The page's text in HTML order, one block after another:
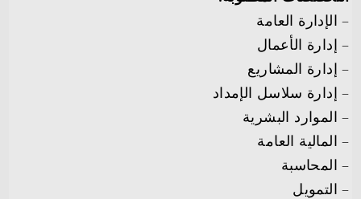
– الإدارة العامة
– إدارة الأعمال
– إدارة المشاريع
– إدارة سلاسل الإمداد
– الموارد البشرية
– المالية العامة
– المحاسبة
– التمويل